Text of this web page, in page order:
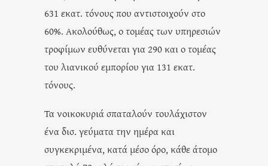
631 εκατ. τόνους που αντιστοιχούν στο
60%. Ακολούθως, ο τομέας των υπηρεσιών
τροφίμων ευθύνεται για 290 και ο τομέας
του λιανικού εμπορίου για 131 εκατ.
τόνους.
Τα νοικοκυριά σπαταλούν τουλάχιστον
ένα δισ. γεύματα την ημέρα και
συγκεκριμένα, κατά μέσο όρο, κάθε άτομο